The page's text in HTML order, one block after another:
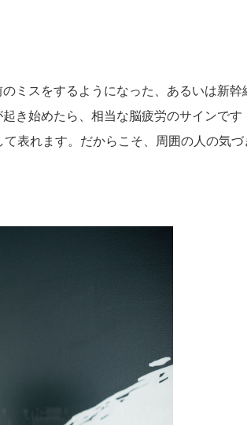
ミスをするようになった、あるいは新幹
き始めたら、相当な脳疲労のサインです
表れます。だからこそ、周囲の人の気づ